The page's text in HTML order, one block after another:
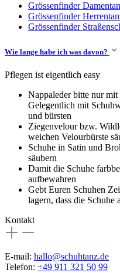
Grössenfinder
Grössenfinder
Grössenfinder
Wie lange habe ich was davon?
Pflegen ist eigentlich easy
Nappaleder bitte nur
Gelegentlich mit
und bürsten
Ziegenvelour bzw.
weichen Velourbürste
Schuhe in Satin und
säubern
Damit die Schuhe
aufbewahren
Gebt Euren Schuhen
lagern, dass die Schuhe
Kontakt
E-mail: hallo@schuhtanz.de
Telefon: +49 911 321 50 99